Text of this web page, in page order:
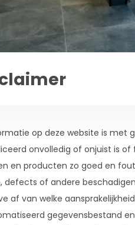
op deze website is met
onvolledig of onjuist is
en producten zo goed en
defects of andere
af van welke
gegevensbestand